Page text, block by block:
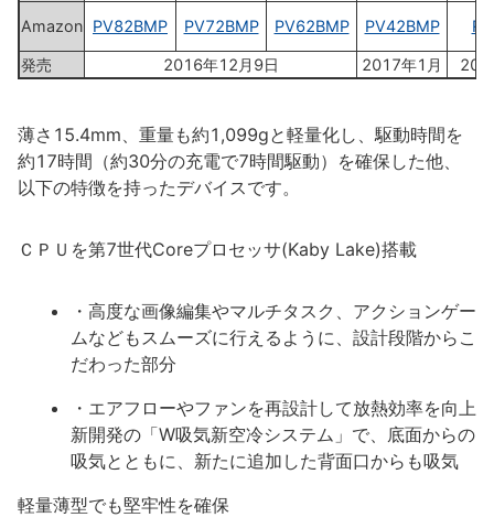
Amazon PV82BMP PV72BMP PV62BMP PV42BMP
発売 2016年12月9日 2017年1月
薄さ15.4mm、重量も約1,099gと軽量化し、駆動時間を
約17時間（約30分の充電で7時間駆動）を確保した他、
以下の特徴を持ったデバイスです。
ＣＰＵを第7世代Coreプロセッサ(Kaby Lake)搭載
・高度な画像編集やマルチタスク、アクションゲー
ムなどもスムーズに行えるように、設計段階からこ
だわった部分
・エアフローやファンを再設計して放熱効率を向上
新開発の「W吸気新空冷システム」で、底面からの
吸気とともに、新たに追加した背面口からも吸気
軽量薄型でも堅牢性を確保